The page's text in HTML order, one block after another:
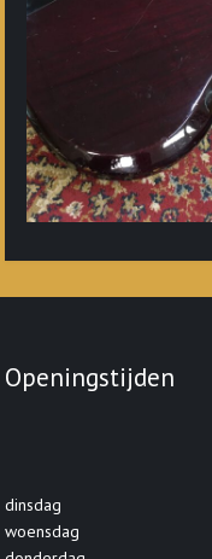
Openingstijden
dinsdag
woensdag